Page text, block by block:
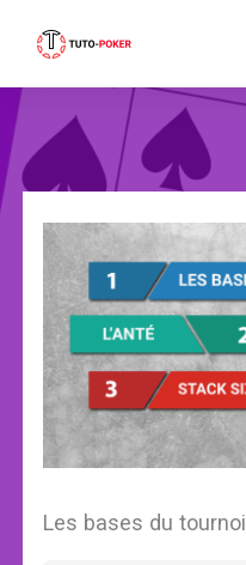
Les bases du tournoi